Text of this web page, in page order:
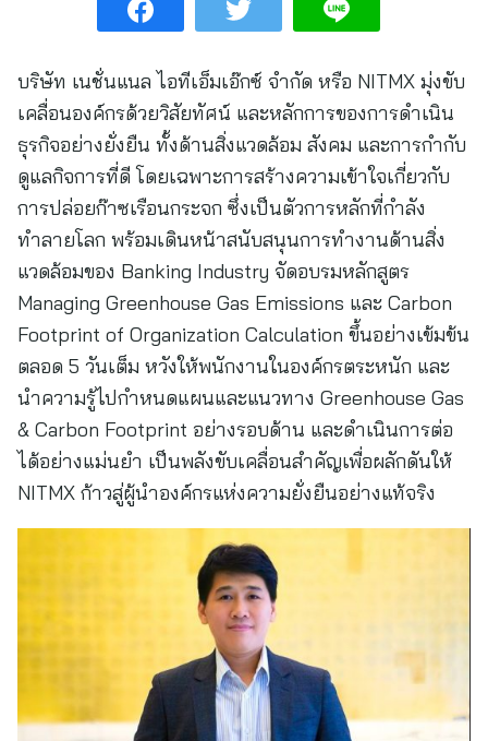
บริษัท เนชั่นแนล ไอทีเอ็มเอ๊กซ์ จำกัด หรือ NITMX มุ่งขับ
เคลื่อนองค์กรด้วยวิสัยทัศน์ และหลักการของการดำเนิน
ธุรกิจอย่างยั่งยืน ทั้งด้านสิ่งแวดล้อม สังคม และการกำกับ
ดูแลกิจการที่ดี โดยเฉพาะการสร้างความเข้าใจเกี่ยวกับ
การปล่อยก๊าซเรือนกระจก ซึ่งเป็นตัวการหลักที่กำลัง
ทำลายโลก พร้อมเดินหน้าสนับสนุนการทำงานด้านสิ่ง
แวดล้อมของ Banking Industry จัดอบรมหลักสูตร
Managing Greenhouse Gas Emissions และ Carbon
Footprint of Organization Calculation ขึ้นอย่างเข้มข้น
ตลอด 5 วันเต็ม หวังให้พนักงานในองค์กรตระหนัก และ
นำความรู้ไปกำหนดแผนและแนวทาง Greenhouse Gas
& Carbon Footprint อย่างรอบด้าน และดำเนินการต่อ
ได้อย่างแม่นยำ เป็นพลังขับเคลื่อนสำคัญเพื่อผลักดันให้
NITMX ก้าวสู่ผู้นำองค์กรแห่งความยั่งยืนอย่างแท้จริง